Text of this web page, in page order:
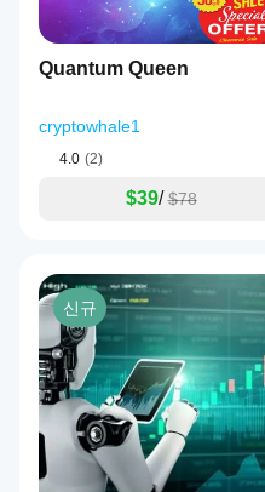
면책 조항: 거래에는
를 보장하지 않습니다.
사
어
성
을
파
악
하
는
데
도
움
이
됩
Quantum Queen
cryptowhale1
4.0 (2)
$39/ $78
신규